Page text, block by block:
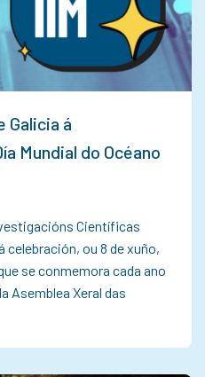
Galicia á
Mundial do Océano
Científicas
celebración, ou 8 de xuño,
se conmemora cada ano
Asemblea Xeral das